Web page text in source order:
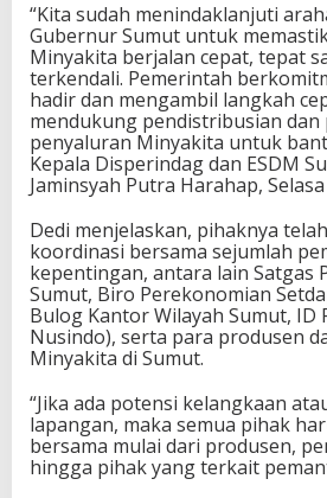
“Kita sudah menindaklanjuti
Gubernur Sumut untuk
Minyakita berjalan cepat, tepat
terkendali. Pemerintah
hadir dan mengambil langkah
mendukung pendistribusian dan
penyaluran Minyakita untuk
Kepala Disperindag dan ESDM
Jaminsyah Putra Harahap,
Dedi menjelaskan, pihaknya
koordinasi bersama sejumlah
kepentingan, antara lain Satgas
Sumut, Biro Perekonomian
Bulog Kantor Wilayah Sumut, ID
Nusindo), serta para produsen
Minyakita di Sumut.
“Jika ada potensi kelangkaan
lapangan, maka semua pihak
bersama mulai dari produsen,
hingga pihak yang terkait